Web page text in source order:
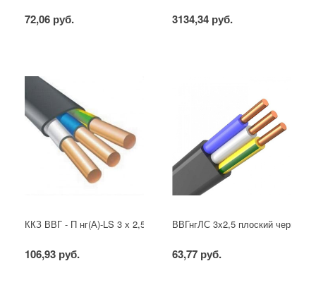
72,06 руб. 3134,34 руб.
ККЗ ВВГ - П нг(А)-LS 3 х 2,5 ГОСТ
106,93 руб.
ВВГнгЛС 3x2,5 плоский черный
63,77 руб.